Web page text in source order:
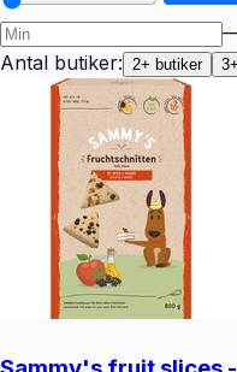
Antal butiker: 2+ butiker 3